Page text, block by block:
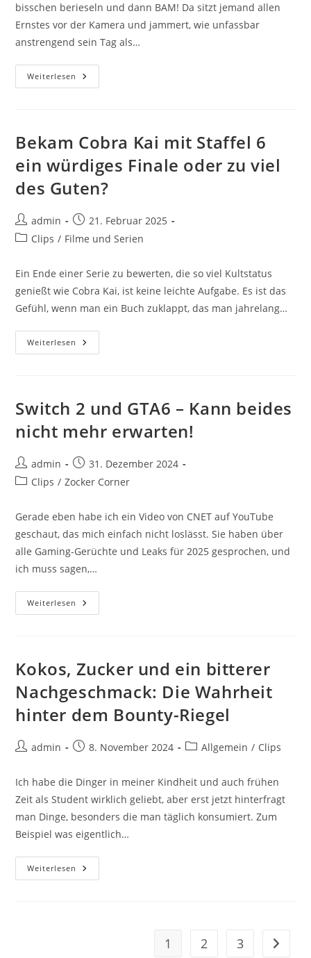
bisschen berieseln und dann BAM! Da sitzt jemand allen
Ernstes vor der Kamera und jammert, wie unfassbar
anstrengend sein Tag als…
Weiterlesen Vom
Echten
Der
Wirklich
Alltag
Der
Influencer
Bekam Cobra Kai mit Staffel 6
ein würdiges Finale oder zu viel
des Guten?
Beitrags-
Autor:
admin
Beitrag
veröffentlicht:
21. Februar 2025
Beitrags-
Clips / Filme und Serien
Ein Ende einer Serie zu bewerten, die so viel Kultstatus
genießt wie Cobra Kai, ist keine leichte Aufgabe. Es ist das
Gefühl, wenn man ein Buch zuklappt, das man jahrelang…
Weiterlesen Bekam
Cobra
Ein
Würdiges
Oder
Zu
Des
Guten?
Switch 2 und GTA6 – Kann beides
nicht mehr erwarten!
Beitrags-
Autor:
admin
Beitrag
veröffentlicht:
31. Dezember 2024
Beitrags-
Clips / Zocker Corner
Gerade eben habe ich ein Video von CNET auf YouTube
geschaut, das mich einfach nicht loslässt. Sie haben über
alle Gaming-Gerüchte und Leaks für 2025 gesprochen, und
ich muss sagen,…
Weiterlesen Switch
2
Beides
Nicht
Erwarten!
Kokos, Zucker und ein bitterer
Nachgeschmack: Die Wahrheit
hinter dem Bounty-Riegel
Beitrags-
admin
Beitrag8. November 2024
Beitrags-
Allgemein / Clips
Ich habe die Dinger in meiner Kindheit und auch frühen
Zeit als Student wirklich geliebt, aber erst jetzt hinterfragt
man Dinge, besonders die man täglich konsumiert. Zum
Beispiel was eigentlich…
Weiterlesen Kokos,
Zucker
1 2 3 Zur